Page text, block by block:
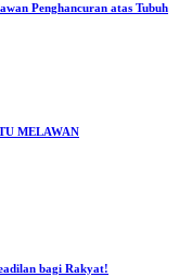
Penghancuran atas Tubuh
MELAWAN
bagi Rakyat!